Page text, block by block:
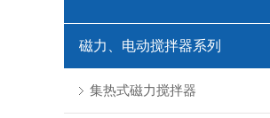
磁力、电动搅拌器系列
集热式磁力搅拌器